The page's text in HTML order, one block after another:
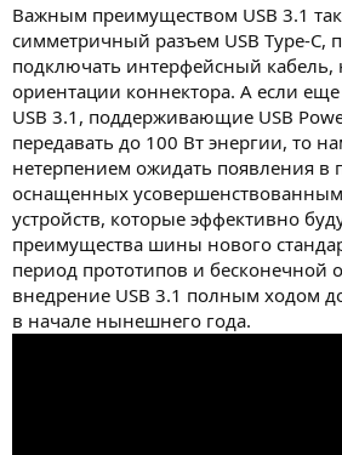
Важным преимуществом USB 3.1
симметричный разъем USB Type-C,
подключать интерфейсный кабель,
ориентации коннектора. А если еще
USB 3.1, поддерживающие USB
передавать до 100 Вт энергии, то
нетерпением ожидать появления в
оснащенных
устройств, которые эффективно
преимущества шины нового
период прототипов и бесконечной
внедрение USB 3.1 полным ходом
в начале нынешнего года.